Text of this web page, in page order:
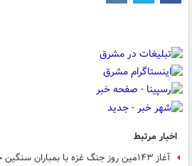
اخبار مرتبط
آغاز ۱۴۳مین روز جنگ غزه با بمباران سنگین خان یونس